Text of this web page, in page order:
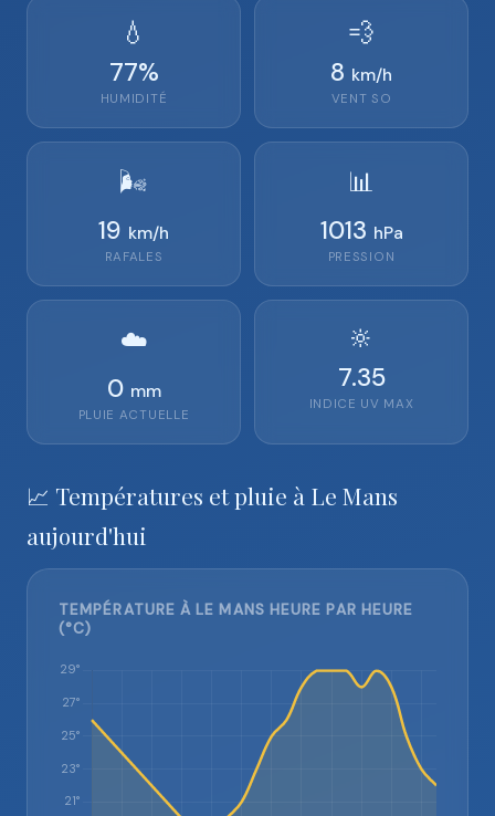
💧
77%
HUMIDITÉ
💨
8 km/h
VENT SO
🌬️
19 km/h
RAFALES
📊
1013 hPa
PRESSION
☁️
0 mm
PLUIE ACTUELLE
🔆
7.35
INDICE UV MAX
📈 Températures et pluie à Le Mans
aujourd'hui
TEMPÉRATURE À LE MANS HEURE PAR HEURE
(°C)